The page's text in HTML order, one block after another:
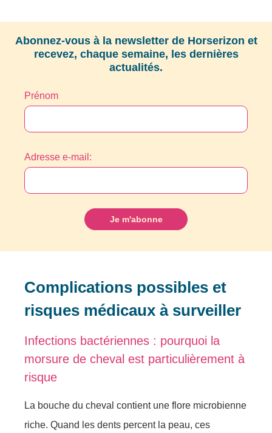
Abonnez-vous à la newsletter de Horserizon et
recevez, chaque semaine, les dernières
actualités.
Prénom
Adresse e-mail:
Complications possibles et
risques médicaux à surveiller
Infections bactériennes : pourquoi la
morsure de cheval est particulièrement à
risque
La bouche du cheval contient une flore microbienne
riche. Quand les dents percent la peau, ces